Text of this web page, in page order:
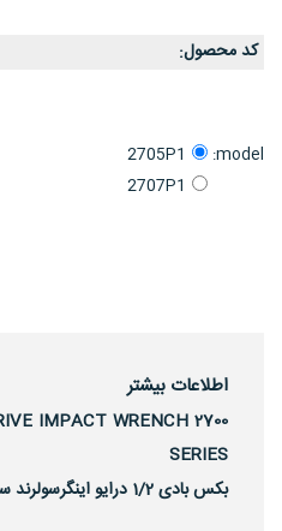
کد محصول:
model:
2705P1
2707P1
اطلاعات بیشتر
IMPACT WRENCH 2700
SERIES
بکس بادی 1/2 درایو اینگرسولرند سری 2700 سنگین کار